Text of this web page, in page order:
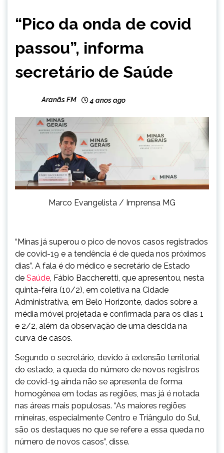
GERAIS
“Pico da onda de covid
passou”, informa
secretário de Saúde
Aranãs FM 4 anos ago
Marco Evangelista / Imprensa MG
“Minas já superou o pico de novos casos registrados
de covid-19 e a tendência é de queda nos próximos
dias”. A fala é do médico e secretário de Estado
de Saúde , Fábio Baccheretti, que apresentou, nesta
quinta-feira (10/2), em coletiva na Cidade
Administrativa, em Belo Horizonte, dados sobre a
média móvel projetada e confirmada para os dias 1
e 2/2, além da observação de uma descida na
curva de casos.
Segundo o secretário, devido à extensão territorial
do estado, a queda do número de novos registros
de covid-19 ainda não se apresenta de forma
homogênea em todas as regiões, mas já é notada
nas áreas mais populosas. “As maiores regiões
mineiras, especialmente Centro e Triângulo do Sul,
são os destaques no que se refere a essa queda no
número de novos casos”, disse.